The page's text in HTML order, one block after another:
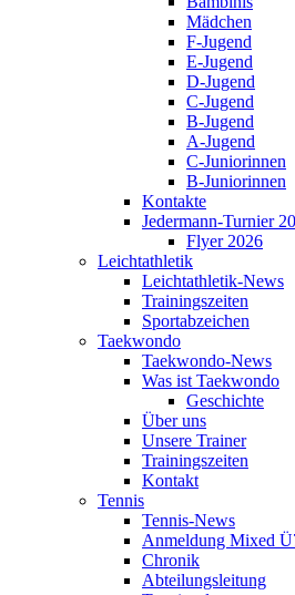
Mädchen
F-Jugend
E-Jugend
D-Jugend
C-Jugend
B-Jugend
A-Jugend
C-Juniorinnen
B-Juniorinnen
Kontakte
Jedermann-Turnier
Flyer 2026
Leichtathletik
Leichtathletik-News
Trainingszeiten
Sportabzeichen
Taekwondo
Taekwondo-News
Was ist Taekwondo
Geschichte
Über uns
Unsere Trainer
Trainingszeiten
Kontakt
Tennis
Tennis-News
Anmeldung Mixed
Chronik
Abteilungsleitung